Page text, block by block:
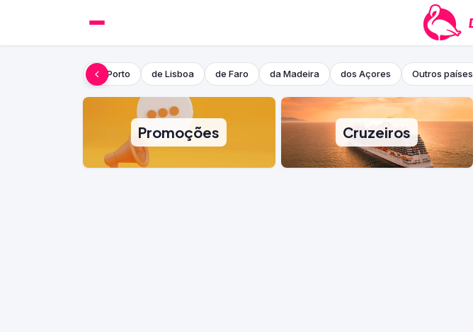
do Porto de Lisboa de Faro da Madeira dos Açores Outros países
Promoções Cruzeiros